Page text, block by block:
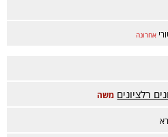
אחרונה
רלציונים משה